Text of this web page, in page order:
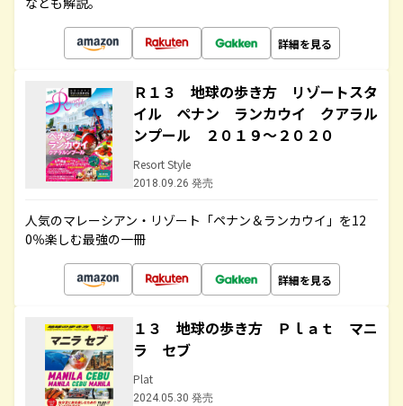
詳細を見る
Ｒ１３ 地球の歩き方 リゾートスタ
イル ペナン ランカウイ クアラル
ンプール ２０１９～２０２０
Resort Style
2018.09.26 発売
人気のマレーシアン・リゾート「ペナン＆ランカウイ」を12
0％楽しむ最強の一冊
詳細を見る
１３ 地球の歩き方 Ｐｌａｔ マニ
ラ セブ
Plat
2024.05.30 発売